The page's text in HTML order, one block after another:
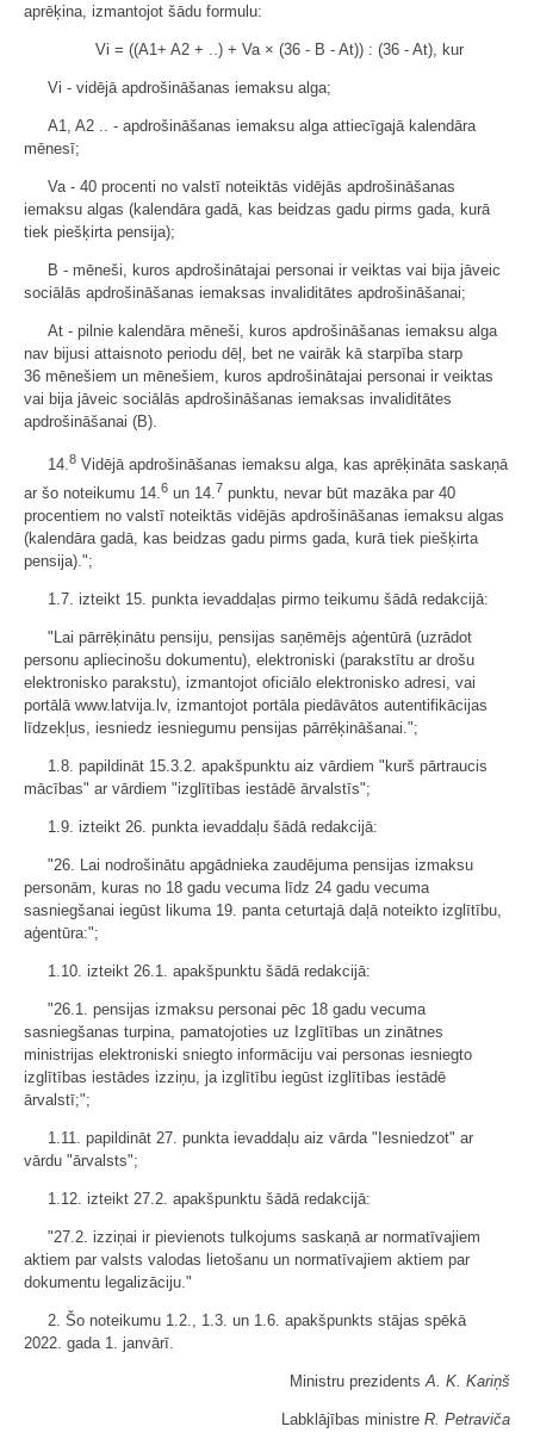
aprēķina, izmantojot šādu formulu:
Vi = ((A1+ A2 + ..) + Va × (36 - B - At)) : (36 - At), kur
Vi - vidējā apdrošināšanas iemaksu alga;
A1, A2 .. - apdrošināšanas iemaksu alga attiecīgajā kalendāra
mēnesī;
Va - 40 procenti no valstī noteiktās vidējās apdrošināšanas
iemaksu algas (kalendāra gadā, kas beidzas gadu pirms gada, kurā
tiek piešķirta pensija);
B - mēneši, kuros apdrošinātajai personai ir veiktas vai bija jāveic
sociālās apdrošināšanas iemaksas invaliditātes apdrošināšanai;
At - pilnie kalendāra mēneši, kuros apdrošināšanas iemaksu alga
nav bijusi attaisnoto periodu dēļ, bet ne vairāk kā starpība starp
36 mēnešiem un mēnešiem, kuros apdrošinātajai personai ir veiktas
vai bija jāveic sociālās apdrošināšanas iemaksas invaliditātes
apdrošināšanai (B).
14.8 Vidējā apdrošināšanas iemaksu alga, kas aprēķināta saskaņā
ar šo noteikumu 14. 6 un 14. 7 punktu, nevar būt mazāka par 40
procentiem no valstī noteiktās vidējās apdrošināšanas iemaksu algas
(kalendāra gadā, kas beidzas gadu pirms gada, kurā tiek piešķirta
pensija).";
1.7. izteikt 15. punkta ievaddaļas pirmo teikumu šādā redakcijā:
"Lai pārrēķinātu pensiju, pensijas saņēmējs aģentūrā (uzrādot
personu apliecinošu dokumentu), elektroniski (parakstītu ar drošu
elektronisko parakstu), izmantojot oficiālo elektronisko adresi, vai
portālā www.latvija.lv, izmantojot portāla piedāvātos autentifikācijas
līdzekļus, iesniedz iesniegumu pensijas pārrēķināšanai.";
1.8. papildināt 15.3.2. apakšpunktu aiz vārdiem "kurš pārtraucis
mācības" ar vārdiem "izglītības iestādē ārvalstīs";
1.9. izteikt 26. punkta ievaddaļu šādā redakcijā:
"26. Lai nodrošinātu apgādnieka zaudējuma pensijas izmaksu
personām, kuras no 18 gadu vecuma līdz 24 gadu vecuma
sasniegšanai iegūst likuma 19. panta ceturtajā daļā noteikto izglītību,
aģentūra:";
1.10. izteikt 26.1. apakšpunktu šādā redakcijā:
"26.1. pensijas izmaksu personai pēc 18 gadu vecuma
sasniegšanas turpina, pamatojoties uz Izglītības un zinātnes
ministrijas elektroniski sniegto informāciju vai personas iesniegto
izglītības iestādes izziņu, ja izglītību iegūst izglītības iestādē
ārvalstī;";
1.11. papildināt 27. punkta ievaddaļu aiz vārda "Iesniedzot" ar
vārdu "ārvalsts";
1.12. izteikt 27.2. apakšpunktu šādā redakcijā:
"27.2. izziņai ir pievienots tulkojums saskaņā ar normatīvajiem
aktiem par valsts valodas lietošanu un normatīvajiem aktiem par
dokumentu legalizāciju."
2. Šo noteikumu 1.2., 1.3. un 1.6. apakšpunkts stājas spēkā
2022. gada 1. janvārī.
Ministru prezidents A. K. Kariņš
Labklājības ministre R. Petraviča